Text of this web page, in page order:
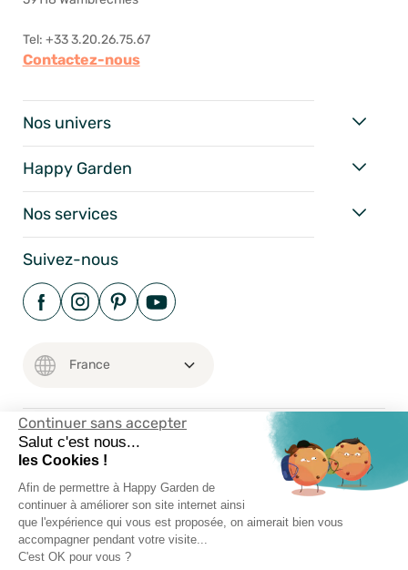
Continuer sans accepter
Salut c'est nous...
les Cookies !
Afin de permettre à Happy Garden de
continuer à améliorer son site internet ainsi
que l'expérience qui vous est proposée, on aimerait bien vous
accompagner pendant votre visite...
C'est OK pour vous ?
Tel: +33 3.20.26.75.67
Contactez-nous
Nos univers
Happy Garden
Nos services
Suivez-nous
Mentions Légales
Vie Privée
Happy-Garden.fr - Allstore SAS Copyright 2024